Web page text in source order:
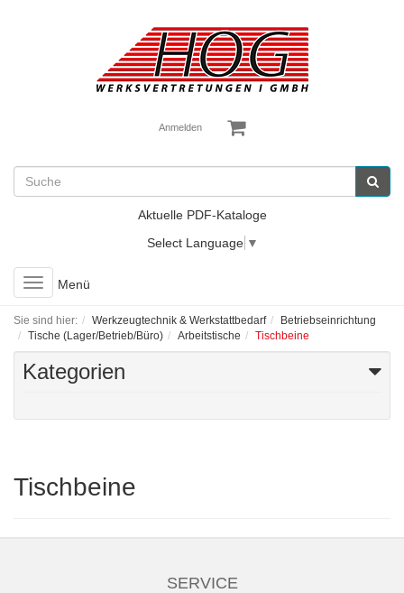
Anmelden
Aktuelle PDF-Kataloge
Select Language ▼
Toggle
navigation
Menü
Sie sind hier: Werkzeugtechnik & Werkstattbedarf
Betriebseinrichtung
Tische (Lager/Betrieb/Büro)
Arbeitstische Tischbeine
Kategorien
Tischbeine
SERVICE